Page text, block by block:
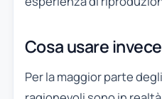
Cosa usare invece
Per la maggior parte